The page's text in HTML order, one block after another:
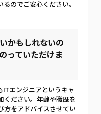
のでご安心ください。
かもしれないの
っていただけま
ITエンジニアというキャ
ください。年齢や職歴を
方をアドバイスさせてい